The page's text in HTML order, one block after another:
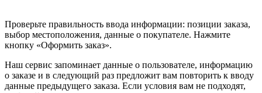
Проверьте правильность ввода информации: позиции заказа,
выбор местоположения, данные о покупателе. Нажмите
кнопку «Оформить заказ».
Наш сервис запоминает данные о пользователе, информацию
о заказе и в следующий раз предложит вам повторить к вводу
данные предыдущего заказа. Если условия вам не подходят,